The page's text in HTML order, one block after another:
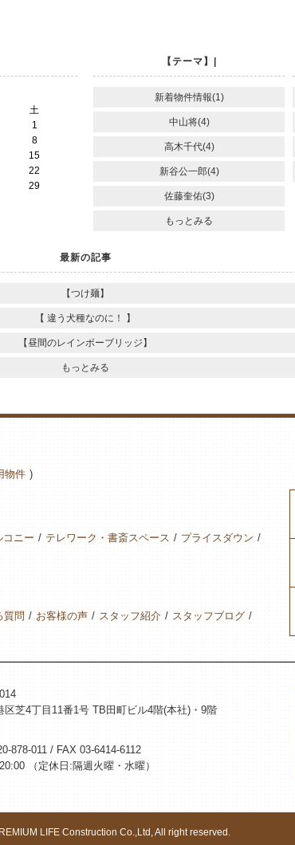
土
1
8
15
22
29
【テーマ】|
新着物件情報(1)
中山将(4)
高木千代(4)
新谷公一郎(4)
佐藤奎佑(3)
もっとみる
最新の記事
【つけ麺】
【 違う犬種なのに！ 】
【昼間のレインボーブリッジ】
もっとみる
物件
コニー テレワーク・書斎スペース
プライスダウン
質問 お客様の声 スタッフ紹介
スタッフブログ
区芝4丁目11番1号 TB田町ビル4階(本社)・9階
878-011 / FAX 03-6414-6112
（定休日:隔週火曜・水曜）
LIFE Construction Co.,Ltd, All right reserved.